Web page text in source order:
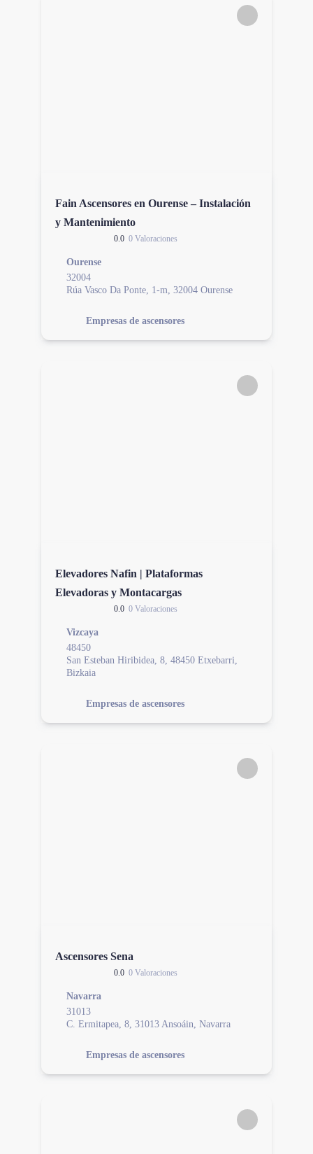
Fain Ascensores en Ourense – Instalación
y Mantenimiento
0.0 0 Valoraciones
Ourense
32004
Rúa Vasco Da Ponte, 1-m, 32004 Ourense
Empresas de ascensores
Elevadores Nafin | Plataformas
Elevadoras y Montacargas
0.0 0 Valoraciones
Vizcaya
48450
San Esteban Hiribidea, 8, 48450 Etxebarri,
Bizkaia
Empresas de ascensores
Ascensores Sena
0.0 0 Valoraciones
Navarra
31013
C. Ermitapea, 8, 31013 Ansoáin, Navarra
Empresas de ascensores